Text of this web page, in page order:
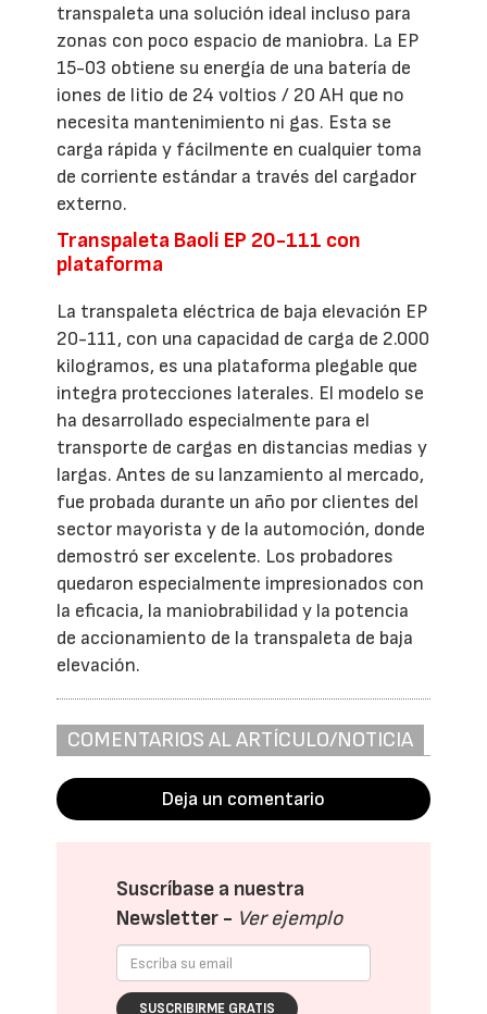
transpaleta una solución ideal incluso para
zonas con poco espacio de maniobra. La EP
15-03 obtiene su energía de una batería de
iones de litio de 24 voltios / 20 AH que no
necesita mantenimiento ni gas. Esta se
carga rápida y fácilmente en cualquier toma
de corriente estándar a través del cargador
externo.
Transpaleta Baoli EP 20-111 con
plataforma
La transpaleta eléctrica de baja elevación EP
20-111, con una capacidad de carga de 2.000
kilogramos, es una plataforma plegable que
integra protecciones laterales. El modelo se
ha desarrollado especialmente para el
transporte de cargas en distancias medias y
largas. Antes de su lanzamiento al mercado,
fue probada durante un año por clientes del
sector mayorista y de la automoción, donde
demostró ser excelente. Los probadores
quedaron especialmente impresionados con
la eficacia, la maniobrabilidad y la potencia
de accionamiento de la transpaleta de baja
elevación.
COMENTARIOS AL ARTÍCULO/NOTICIA
Deja un comentario
Suscríbase a nuestra
Newsletter - Ver ejemplo
SUSCRIBIRME GRATIS